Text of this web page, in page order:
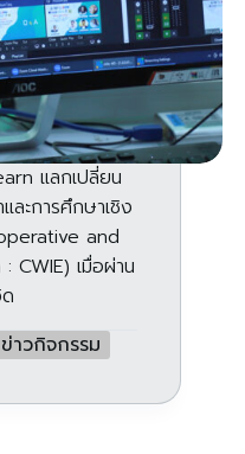
แลกเปลี่ยน
ละการศึกษาเชิง
and
เมื่อผ่าน
ข่าวกิจกรรม